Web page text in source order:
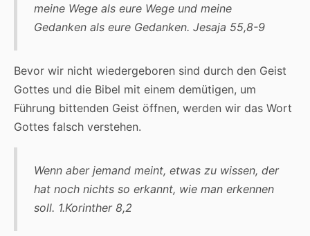
meine Wege als eure Wege und meine
Gedanken als eure Gedanken. Jesaja 55,8-9
Bevor wir nicht wiedergeboren sind durch den Geist
Gottes und die Bibel mit einem demütigen, um
Führung bittenden Geist öffnen, werden wir das Wort
Gottes falsch verstehen.
Wenn aber jemand meint, etwas zu wissen, der
hat noch nichts so erkannt, wie man erkennen
soll. 1.Korinther 8,2